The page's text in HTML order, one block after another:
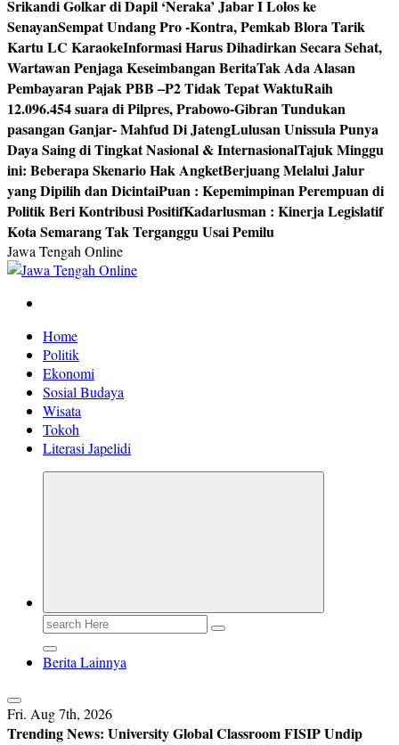
Srikandi Golkar di Dapil ‘Neraka’ Jabar I Lolos ke
SenayanSempat Undang Pro -Kontra, Pemkab Blora Tarik
Kartu LC KaraokeInformasi Harus Dihadirkan Secara Sehat,
Wartawan Penjaga Keseimbangan BeritaTak Ada Alasan
Pembayaran Pajak PBB –P2 Tidak Tepat WaktuRaih
12.096.454 suara di Pilpres, Prabowo-Gibran Tundukan
pasangan Ganjar- Mahfud Di JatengLulusan Unissula Punya
Daya Saing di Tingkat Nasional & InternasionalTajuk Minggu
ini: Beberapa Skenario Hak AngketBerjuang Melalui Jalur
yang Dipilih dan DicintaiPuan : Kepemimpinan Perempuan di
Politik Beri Kontribusi PositifKadarlusman : Kinerja Legislatif
Kota Semarang Tak Terganggu Usai Pemilu
Jawa Tengah Online
Berita Jawa Tengah Terbaru dan Terkini
Home
Politik
Ekonomi
Sosial Budaya
Wisata
Tokoh
Literasi Japelidi
Search
Berita Lainnya
Fri. Aug 7th, 2026
Trending News: University Global Classroom FISIP Undip